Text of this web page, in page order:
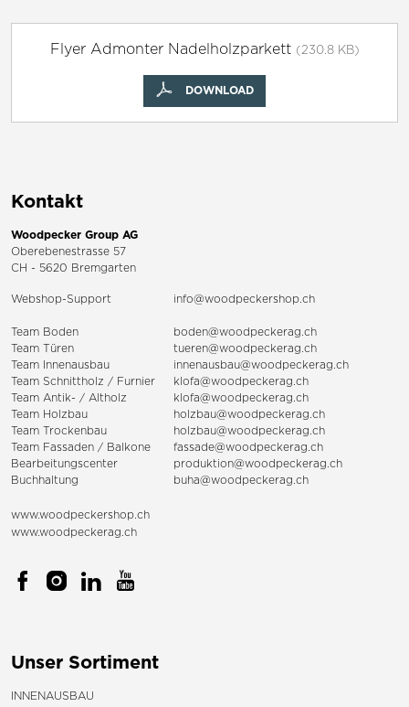
Flyer Admonter Nadelholzparkett (230.8 KB)
DOWNLOAD
Kontakt
Woodpecker Group AG
Oberebenestrasse 57
CH - 5620 Bremgarten
Webshop-Support info@woodpeckershop.ch
Team Boden
boden@woodpeckerag.ch
Team Türen
tueren@woodpeckerag.ch
Team Innenausbau
innenausbau@woodpeckerag.ch
Team Schnittholz / Furnier
klofa@woodpeckerag.ch
Team Antik- / Altholz
klofa@woodpeckerag.ch
Team Holzbau
holzbau@woodpeckerag.ch
Team Trockenbau
holzbau@woodpeckerag.ch
Team Fassaden / Balkone
fassade@woodpeckerag.ch
Bearbeitungscenter
produktion@woodpeckerag.ch
Buchhaltung
buha@woodpeckerag.ch
www.woodpeckershop.ch
www.woodpeckerag.ch
Unser Sortiment
INNENAUSBAU